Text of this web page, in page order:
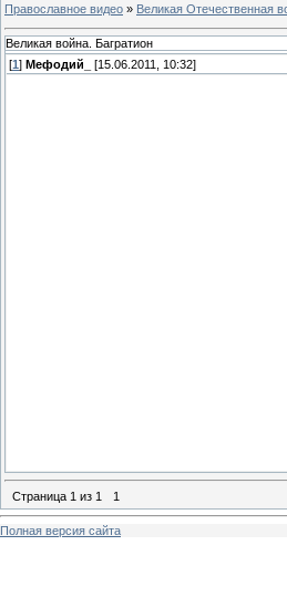
Православное видео » Великая Отечественная
Великая война. Багратион
[1 ] Мефодий_ [15.06.2011, 10:32]
Страница 1 из 1 1
Полная версия сайта